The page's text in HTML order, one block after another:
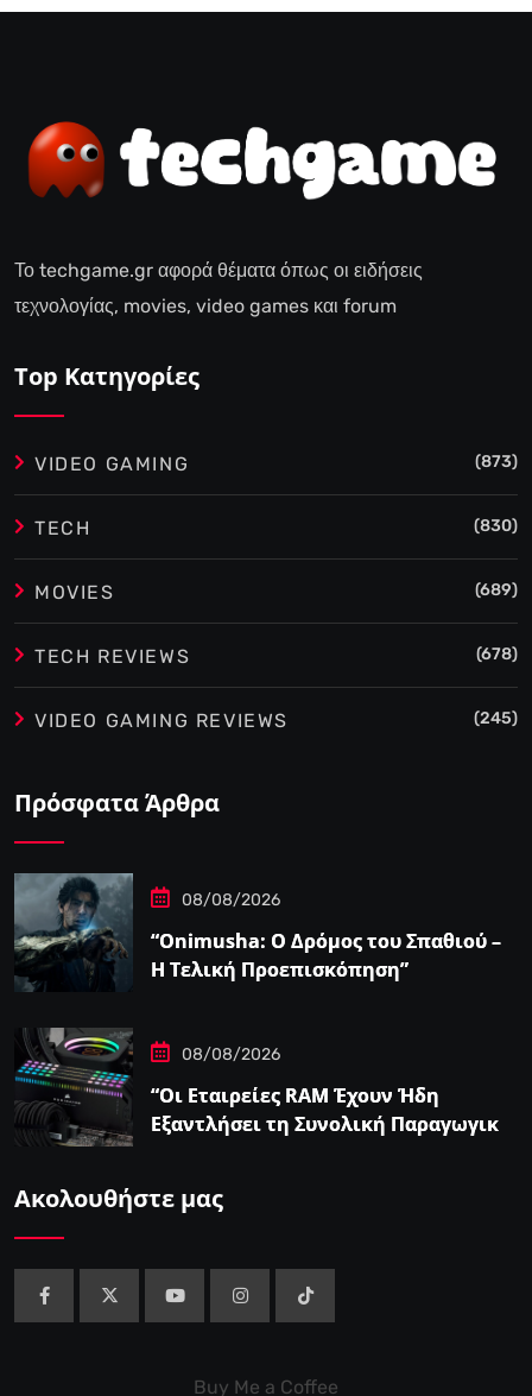
Το techgame.gr αφορά θέματα όπως οι ειδήσεις
τεχνολογίας, movies, video games και forum
Top Κατηγορίες
VIDEO GAMING (873)
TECH (830)
MOVIES (689)
TECH REVIEWS (678)
VIDEO GAMING REVIEWS (245)
Πρόσφατα Άρθρα
08/08/2026
“Onimusha: Ο Δρόμος του Σπαθιού –
Η Τελική Προεπισκόπηση”
08/08/2026
“Οι Εταιρείες RAM Έχουν Ήδη
Εξαντλήσει τη Συνολική Παραγωγική
Ακολουθήστε μας
Buy Me a Coffee